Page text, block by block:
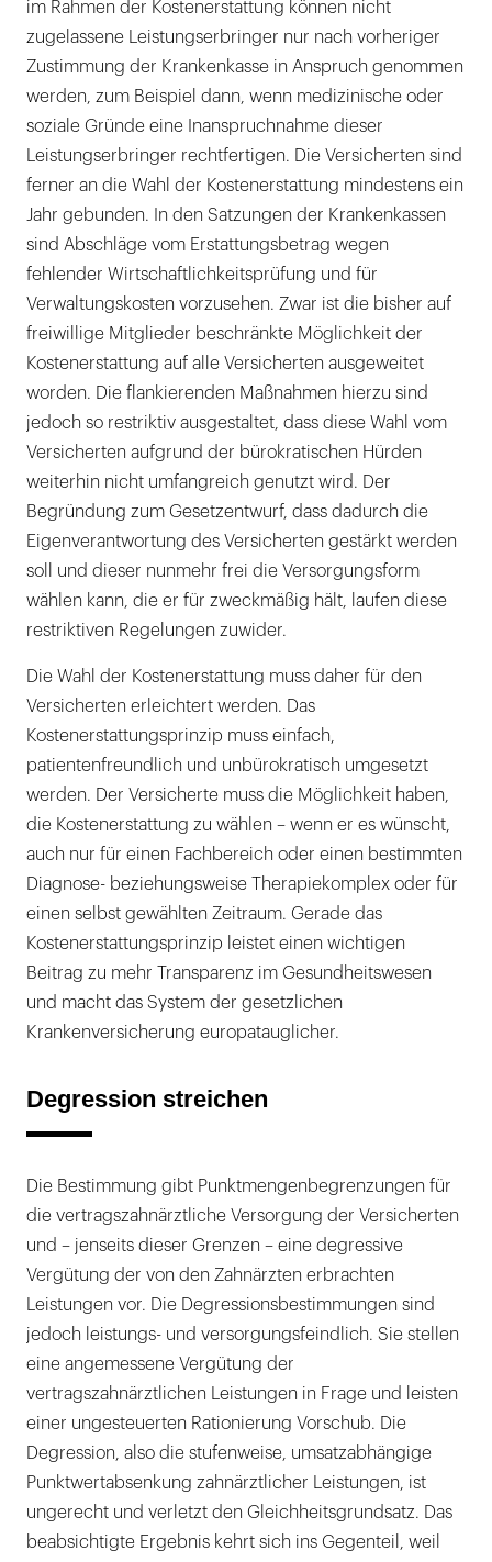
im Rahmen der Kostenerstattung können nicht
zugelassene Leistungserbringer nur nach vorheriger
Zustimmung der Krankenkasse in Anspruch genommen
werden, zum Beispiel dann, wenn medizinische oder
soziale Gründe eine Inanspruchnahme dieser
Leistungserbringer rechtfertigen. Die Versicherten sind
ferner an die Wahl der Kostenerstattung mindestens ein
Jahr gebunden. In den Satzungen der Krankenkassen
sind Abschläge vom Erstattungsbetrag wegen
fehlender Wirtschaftlichkeitsprüfung und für
Verwaltungskosten vorzusehen. Zwar ist die bisher auf
freiwillige Mitglieder beschränkte Möglichkeit der
Kostenerstattung auf alle Versicherten ausgeweitet
worden. Die flankierenden Maßnahmen hierzu sind
jedoch so restriktiv ausgestaltet, dass diese Wahl vom
Versicherten aufgrund der bürokratischen Hürden
weiterhin nicht umfangreich genutzt wird. Der
Begründung zum Gesetzentwurf, dass dadurch die
Eigenverantwortung des Versicherten gestärkt werden
soll und dieser nunmehr frei die Versorgungsform
wählen kann, die er für zweckmäßig hält, laufen diese
restriktiven Regelungen zuwider.
Die Wahl der Kostenerstattung muss daher für den
Versicherten erleichtert werden. Das
Kostenerstattungsprinzip muss einfach,
patientenfreundlich und unbürokratisch umgesetzt
werden. Der Versicherte muss die Möglichkeit haben,
die Kostenerstattung zu wählen – wenn er es wünscht,
auch nur für einen Fachbereich oder einen bestimmten
Diagnose- beziehungsweise Therapiekomplex oder für
einen selbst gewählten Zeitraum. Gerade das
Kostenerstattungsprinzip leistet einen wichtigen
Beitrag zu mehr Transparenz im Gesundheitswesen
und macht das System der gesetzlichen
Krankenversicherung europatauglicher.
Degression streichen
Die Bestimmung gibt Punktmengenbegrenzungen für
die vertragszahnärztliche Versorgung der Versicherten
und – jenseits dieser Grenzen – eine degressive
Vergütung der von den Zahnärzten erbrachten
Leistungen vor. Die Degressionsbestimmungen sind
jedoch leistungs- und versorgungsfeindlich. Sie stellen
eine angemessene Vergütung der
vertragszahnärztlichen Leistungen in Frage und leisten
einer ungesteuerten Rationierung Vorschub. Die
Degression, also die stufenweise, umsatzabhängige
Punktwertabsenkung zahnärztlicher Leistungen, ist
ungerecht und verletzt den Gleichheitsgrundsatz. Das
beabsichtigte Ergebnis kehrt sich ins Gegenteil, weil